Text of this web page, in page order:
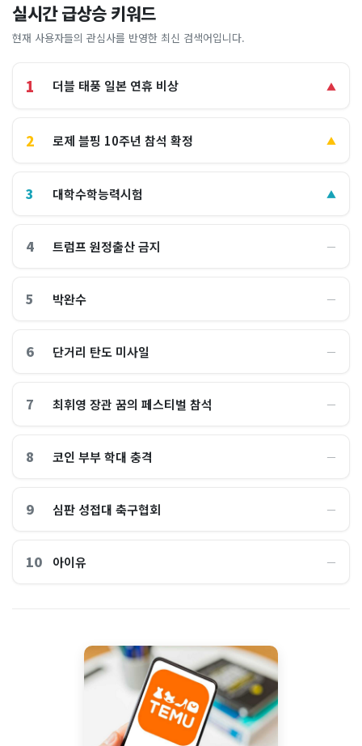
실시간 급상승 키워드
현재 사용자들의 관심사를 반영한 최신 검색어입니다.
1 더블 태풍 일본 연휴 비상 ▲
2 로제 블핑 10주년 참석 확정 ▲
3 대학수학능력시험 ▲
4 트럼프 원정출산 금지 ―
5 박완수 ―
6 단거리 탄도 미사일 ―
7 최휘영 장관 꿈의 페스티벌 참석 ―
8 코인 부부 학대 충격 ―
9 심판 성접대 축구협회 ―
10 아이유 ―